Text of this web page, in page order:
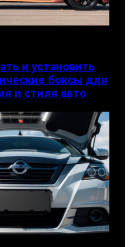
и установить
боксы для
и стиля авто